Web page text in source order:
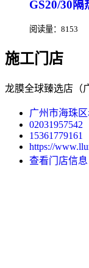
GS20/30隔
阅读量：8153
施工门店
龙膜全球臻选店（
广州市海珠
02031957542
15361779161
https://
查看门店信息